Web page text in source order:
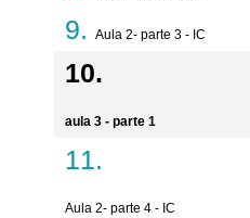
Aula 2- parte 3 - IC
aula 3 - parte 1
Aula 2- parte 4 - IC